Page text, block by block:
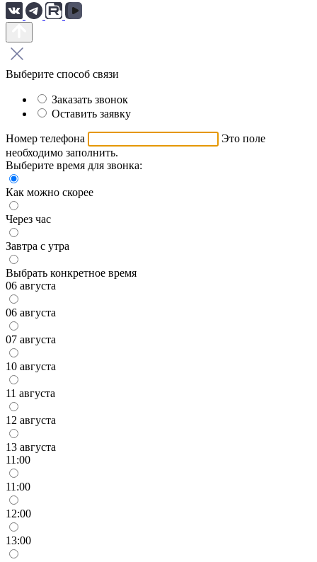
Выберите способ связи
Заказать звонок
Оставить заявку
Номер телефона
Это поле
необходимо заполнить.
Выберите время для звонка:
Как можно скорее
Через час
Завтра с утра
Выбрать конкретное время
06 августа
06 августа
07 августа
10 августа
11 августа
12 августа
13 августа
11:00
11:00
12:00
13:00